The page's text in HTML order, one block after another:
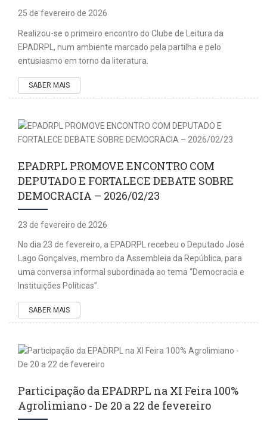
25 de fevereiro de 2026
Realizou-se o primeiro encontro do Clube de Leitura da
EPADRPL, num ambiente marcado pela partilha e pelo
entusiasmo em torno da literatura.
SABER MAIS
EPADRPL PROMOVE ENCONTRO COM
DEPUTADO E FORTALECE DEBATE SOBRE
DEMOCRACIA – 2026/02/23
23 de fevereiro de 2026
No dia 23 de fevereiro, a EPADRPL recebeu o Deputado José
Lago Gonçalves, membro da Assembleia da República, para
uma conversa informal subordinada ao tema “Democracia e
Instituições Políticas”.
SABER MAIS
Participação da EPADRPL na XI Feira 100%
Agrolimiano - De 20 a 22 de fevereiro